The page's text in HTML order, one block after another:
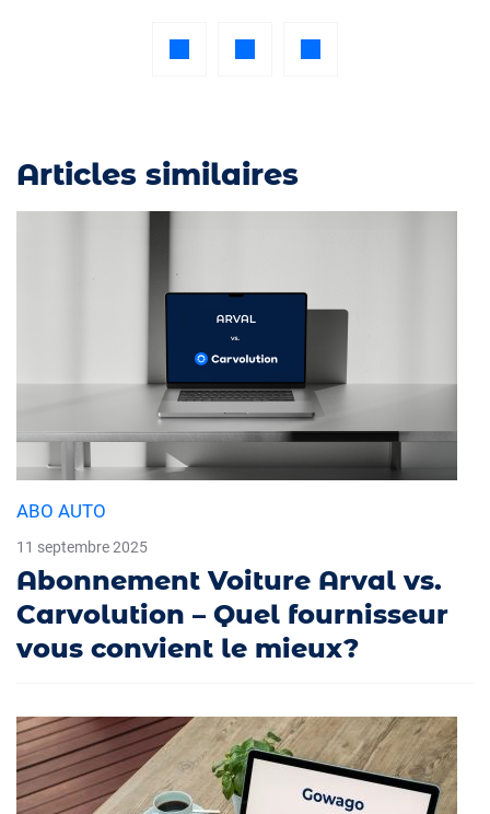
Articles similaires
ABO AUTO
11 septembre 2025
Abonnement Voiture Arval vs.
Carvolution – Quel fournisseur
vous convient le mieux?